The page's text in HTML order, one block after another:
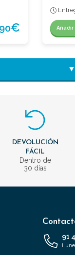
90€
DEVOLUCIÓN
FÁCIL
Dentro de
30 días
91